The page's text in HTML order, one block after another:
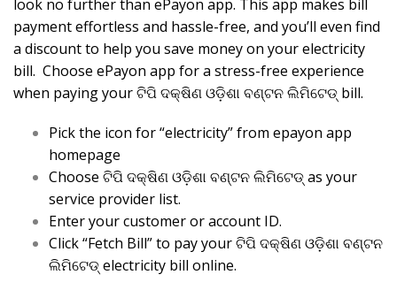
look no further than ePayon app. This app makes bill
payment effortless and hassle-free, and you’ll even find
a discount to help you save money on your electricity
bill. Choose ePayon app for a stress-free experience
when paying your ଟିପି ଦକ୍ଷିଣ ଓଡ଼ିଶା ବଣ୍ଟନ ଲିମିଟେଡ୍ bill.
Pick the icon for “electricity” from epayon app
homepage
Choose ଟିପି ଦକ୍ଷିଣ ଓଡ଼ିଶା ବଣ୍ଟନ ଲିମିଟେଡ୍ as your
service provider list.
Enter your customer or account ID.
Click “Fetch Bill” to pay your ଟିପି ଦକ୍ଷିଣ ଓଡ଼ିଶା ବଣ୍ଟନ
ଲିମିଟେଡ୍ electricity bill online.